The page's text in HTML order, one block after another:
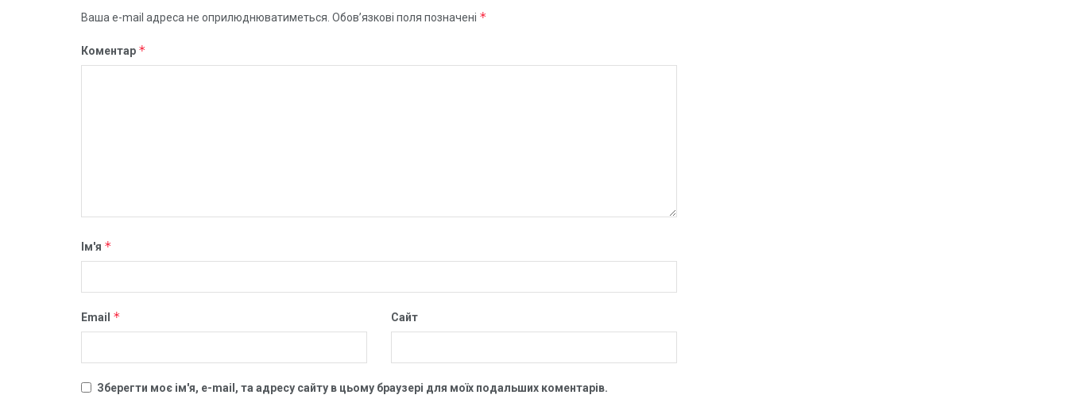
Ваша e-mail адреса не оприлюднюватиметься. Обов’язкові поля позначені *
Коментар *
Ім'я *
Email * Сайт
Зберегти моє ім'я, e-mail, та адресу сайту в цьому браузері для моїх подальших коментарів.